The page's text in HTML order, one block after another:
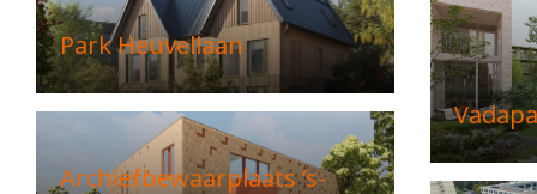
Park Heuvellaan
Archiefbewaarplaats ‘s-